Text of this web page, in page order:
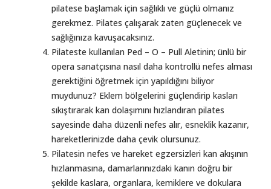
pilatese başlamak için sağlıklı ve güçlü olmanız
gerekmez. Pilates çalışarak zaten güçlenecek ve
sağlığınıza kavuşacaksınız.
Pilateste kullanılan Ped – O – Pull Aletinin; ünlü bir
opera sanatçısına nasıl daha kontrollü nefes alması
gerektiğini öğretmek için yapıldığını biliyor
muydunuz? Eklem bölgelerini güçlendirip kasları
sıkıştırarak kan dolaşımını hızlandıran pilates
sayesinde daha düzenli nefes alır, esneklik kazanır,
hareketlerinizde daha çevik olursunuz.
Pilatesin nefes ve hareket egzersizleri kan akışının
hızlanmasına, damarlarınızdaki kanın doğru bir
şekilde kaslara, organlara, kemiklere ve dokulara